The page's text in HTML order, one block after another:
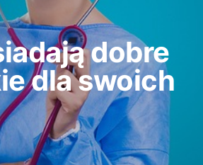
dobre
dla swoich